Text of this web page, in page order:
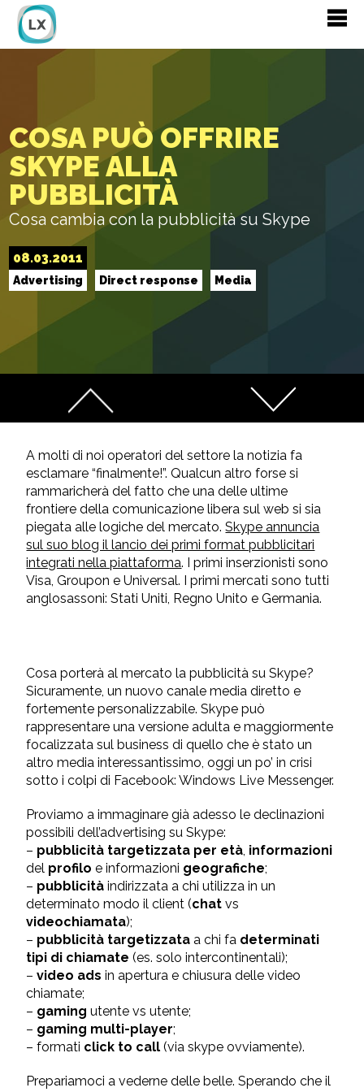
COSA PUÒ OFFRIRE
SKYPE ALLA
PUBBLICITÀ
Cosa cambia con la pubblicità su Skype
08.03.2011
Advertising Direct response Media
A molti di noi operatori del settore la notizia fa
esclamare “finalmente!”. Qualcun altro forse si
rammaricherà del fatto che una delle ultime
frontiere della comunicazione libera sul web si sia
piegata alle logiche del mercato.Skype annuncia
sul suo blog il lancio dei primi format pubblicitari
integrati nella piattaforma. I primi inserzionisti sono
Visa, Groupon e Universal. I primi mercati sono tutti
anglosassoni: Stati Uniti, Regno Unito e Germania.
Cosa porterà al mercato la pubblicità su Skype?
Sicuramente, un nuovo canale media diretto e
fortemente personalizzabile. Skype può
rappresentare una versione adulta e maggiormente
focalizzata sul business di quello che è stato un
altro media interessantissimo, oggi un po’ in crisi
sotto i colpi di Facebook: Windows Live Messenger.
Proviamo a immaginare già adesso le declinazioni
possibili dell’advertising su Skype:
– pubblicità targetizzata per età, informazioni
del profilo e informazioni geografiche;
– pubblicità indirizzata a chi utilizza in un
determinato modo il client (chat vs
videochiamata);
– pubblicità targetizzata a chi fa determinati
tipi di chiamate (es. solo intercontinentali);
–video ads in apertura e chiusura delle video
chiamate;
– gaming utente vs utente;
– gaming multi-player;
– formati click to call (via skype ovviamente).
Prepariamoci a vederne delle belle. Sperando che il